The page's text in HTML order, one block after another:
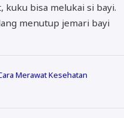
kuku bisa melukai si bayi.
menutup jemari bayi
Merawat Kesehatan